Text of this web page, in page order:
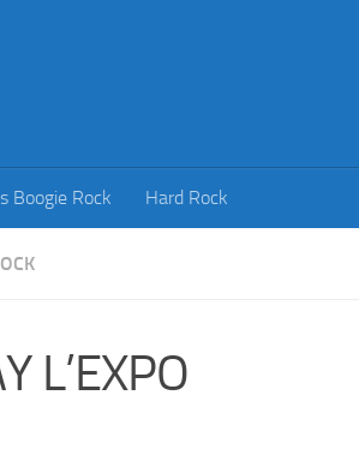
Boogie Rock Hard Rock
L’EXPO